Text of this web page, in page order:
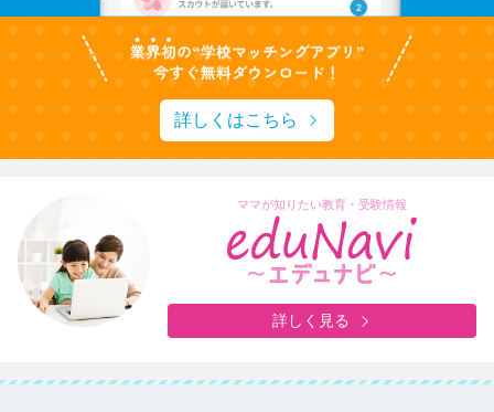
詳しくはこちら
ママが知りたい教育・受験情報
詳しく見る